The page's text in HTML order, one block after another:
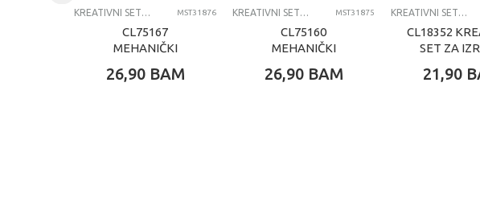
KREATIVNI SETOVI OSTALO MST31876
CL75167
MEHANIČKI
VATROGASNO
26,90 BAM
KREATIVNI SETOVI OSTALO MST31875
CL75160
MEHANIČKI
HELIKOPTER
26,90 BAM
KREATIVNI SETOVI OSTALO
CL18352
SET ZA
21,90